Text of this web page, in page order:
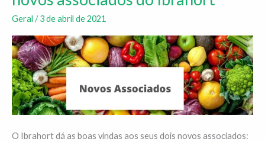
Geral /3 de abril de 2021
O Ibrahort dá as boas vindas aos seus dois novos associados:
e
Wehrmann
são
os
novos
associados
do